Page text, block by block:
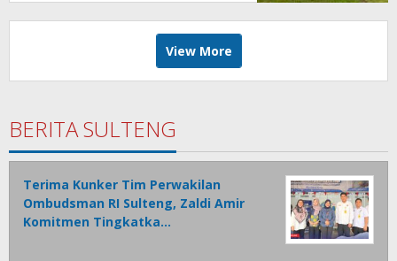
View More
BERITA SULTENG
Terima Kunker Tim Perwakilan
Ombudsman RI Sulteng, Zaldi Amir
Komitmen Tingkatka…